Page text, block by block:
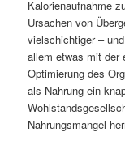
s
p
r
l
t
s
Kalorienaufnahme
Ursachen von
vielschichtiger –
allem etwas mit der
Optimierung des
als Nahrung ein
Nahrungsmangel